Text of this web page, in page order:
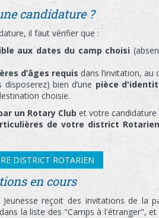
candidature ?
il faut vérifier que :
aux dates du camp choisi
d’âges requisdans l’invitation, au
bien d’une pièce
choisie.
un Rotary Club et votre
de votre district
DISTRICT ROTARIEN
en cours
reçoit des invitations de la
la liste des "Camps à l'étranger",